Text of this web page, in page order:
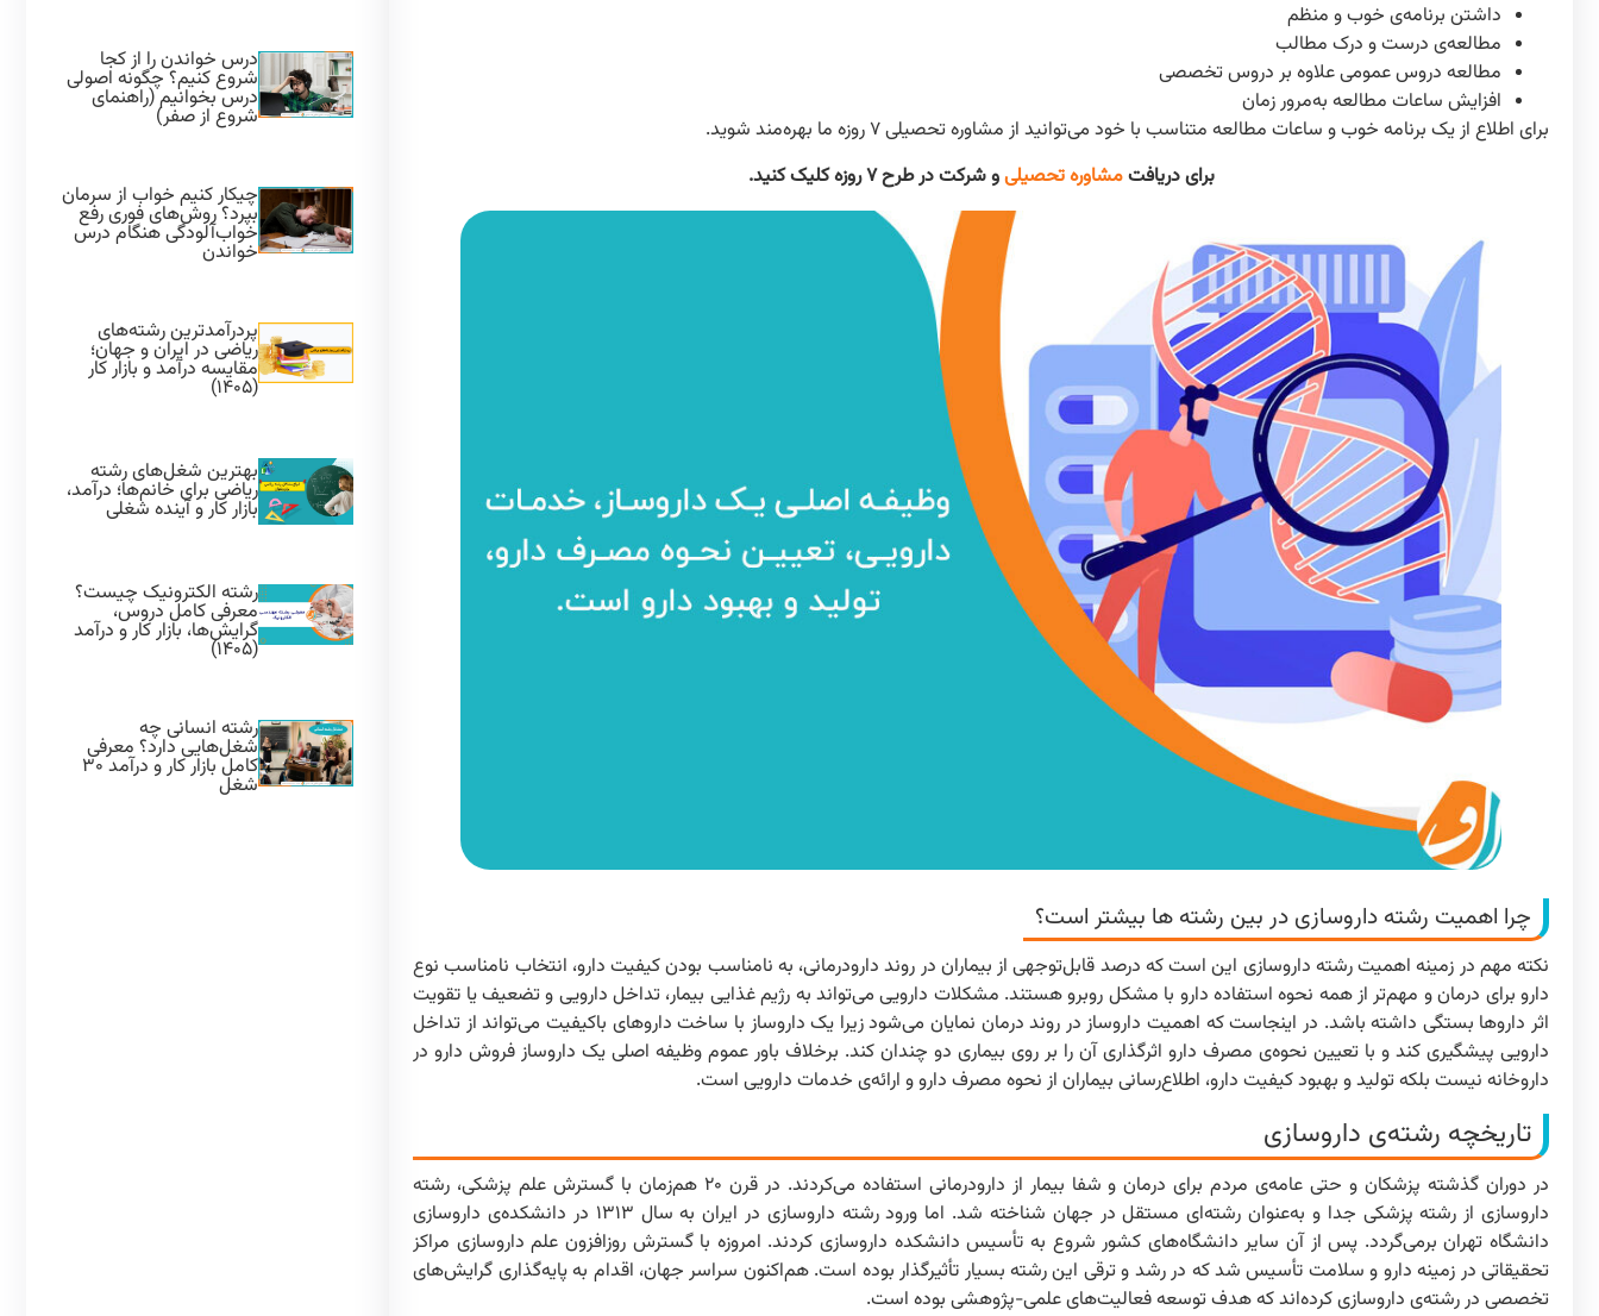
داشتن برنامه‌ی خوب و منظم
مطالعه‌ی درست و درک مطالب
مطالعه دروس عمومی علاوه بر دروس تخصصی
افزایش ساعات مطالعه به‌مرور زمان
برای اطلاع از یک برنامه خوب و ساعات مطالعه متناسب با خود می‌توانید از مشاوره تحصیلی ۷ روزه ما بهره‌مند شوید.
برای دریافتمشاوره تحصیلیو شرکت در طرح ۷ روزه کلیک کنید.
چرا اهمیت رشته داروسازی در بین رشته ها بیشتر است؟
نکته مهم در زمینه اهمیت رشته داروسازی این است که درصد قابل‌توجهی از بیماران در روند دارودرمانی، به نامناسب بودن کیفیت دارو، انتخاب نامناسب نوع
دارو برای درمان و مهم‌تر از همه نحوه استفاده دارو با مشکل روبرو هستند. مشکلات دارویی می‌تواند به رژیم غذایی بیمار، تداخل دارویی و تضعیف یا تقویت
اثر داروها بستگی داشته باشد. در اینجاست که اهمیت داروساز در روند درمان نمایان می‌شود زیرا یک داروساز با ساخت داروهای باکیفیت می‌تواند از تداخل
دارویی پیشگیری کند و با تعیین نحوه‌ی مصرف دارو اثرگذاری آن را بر روی بیماری دو چندان کند. برخلاف باور عموم وظیفه اصلی یک داروساز فروش دارو در
داروخانه نیست بلکه تولید و بهبود کیفیت دارو، اطلاع‌رسانی بیماران از نحوه مصرف دارو و ارائه‌ی خدمات دارویی است.
تاریخچه رشته‌ی داروسازی
در دوران گذشته پزشکان و حتی عامه‌ی مردم برای درمان و شفا بیمار از دارودرمانی استفاده می‌کردند. در قرن ۲۰ هم‌زمان با گسترش علم پزشکی، رشته
داروسازی از رشته پزشکی جدا و به‌عنوان رشته‌ای مستقل در جهان شناخته شد. اما ورود رشته داروسازی در ایران به سال ۱۳۱۳ در دانشکده‌ی داروسازی
دانشگاه تهران برمی‌گردد. پس از آن سایر دانشگاه‌های کشور شروع به تأسیس دانشکده داروسازی کردند. امروزه با گسترش روزافزون علم داروسازی مراکز
تحقیقاتی در زمینه دارو و سلامت تأسیس شد که در رشد و ترقی این رشته بسیار تأثیرگذار بوده است. هم‌اکنون سراسر جهان، اقدام به پایه‌گذاری گرایش‌های
تخصصی در رشته‌ی داروسازی کرده‌اند که هدف توسعه فعالیت‌های علمی-پژوهشی بوده است.
درس خواندن را از کجا
شروع کنیم؟ چگونه اصولی
درس بخوانیم (راهنمای
شروع از صفر)
چیکار کنیم خواب از سرمان
بپرد؟ روش‌های فوری رفع
خواب‌آلودگی هنگام درس
خواندن
پردرآمدترین رشته‌های
ریاضی در ایران و جهان؛
مقایسه درآمد و بازار کار
(۱۴۰۵)
بهترین شغل‌های رشته
ریاضی برای خانم‌ها؛ درآمد،
بازار کار و آینده شغلی
رشته الکترونیک چیست؟
معرفی کامل دروس،
گرایش‌ها، بازار کار و درآمد
(۱۴۰۵)
رشته انسانی چه
شغل‌هایی دارد؟ معرفی
کامل بازار کار و درآمد ۳۰
شغل